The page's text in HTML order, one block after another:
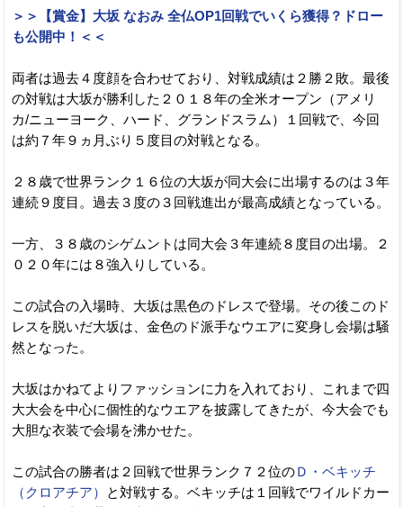
＞＞【賞金】大坂 なおみ 全仏OP1回戦でいくら獲得？ドロー
も公開中！＜＜
両者は過去４度顔を合わせており、対戦成績は２勝２敗。最後
の対戦は大坂が勝利した２０１８年の全米オープン（アメリ
カ/ニューヨーク、ハード、グランドスラム）１回戦で、今回
は約７年９ヵ月ぶり５度目の対戦となる。
２８歳で世界ランク１６位の大坂が同大会に出場するのは３年
連続９度目。過去３度の３回戦進出が最高成績となっている。
一方、３８歳のシゲムントは同大会３年連続８度目の出場。２
０２０年には８強入りしている。
この試合の入場時、大坂は黒色のドレスで登場。その後このド
レスを脱いだ大坂は、金色のド派手なウエアに変身し会場は騒
然となった。
大坂はかねてよりファッションに力を入れており、これまで四
大大会を中心に個性的なウエアを披露してきたが、今大会でも
大胆な衣装で会場を沸かせた。
この試合の勝者は２回戦で世界ランク７２位のＤ・ベキッチ
（クロアチア）
と対戦する。ベキッチは１回戦でワイルドカー